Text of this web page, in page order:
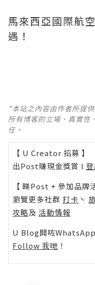
馬來西亞國際航
遇！
*本站之內容由作者所提
所有博客的立場、真實性
任。
【 U Creator 招募 】
出Post賺現金獎賞 l
【 睇Post + 參加品牌
瀏覽更多社群 打卡 丶
攻略及 活動情報
U Blog開咗WhatsApp
Follow 我哋 ！